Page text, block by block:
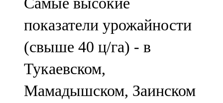
показатели урожайности
(свыше 40 ц/га) - в
Тукаевском,
Мамадышском, Заинском